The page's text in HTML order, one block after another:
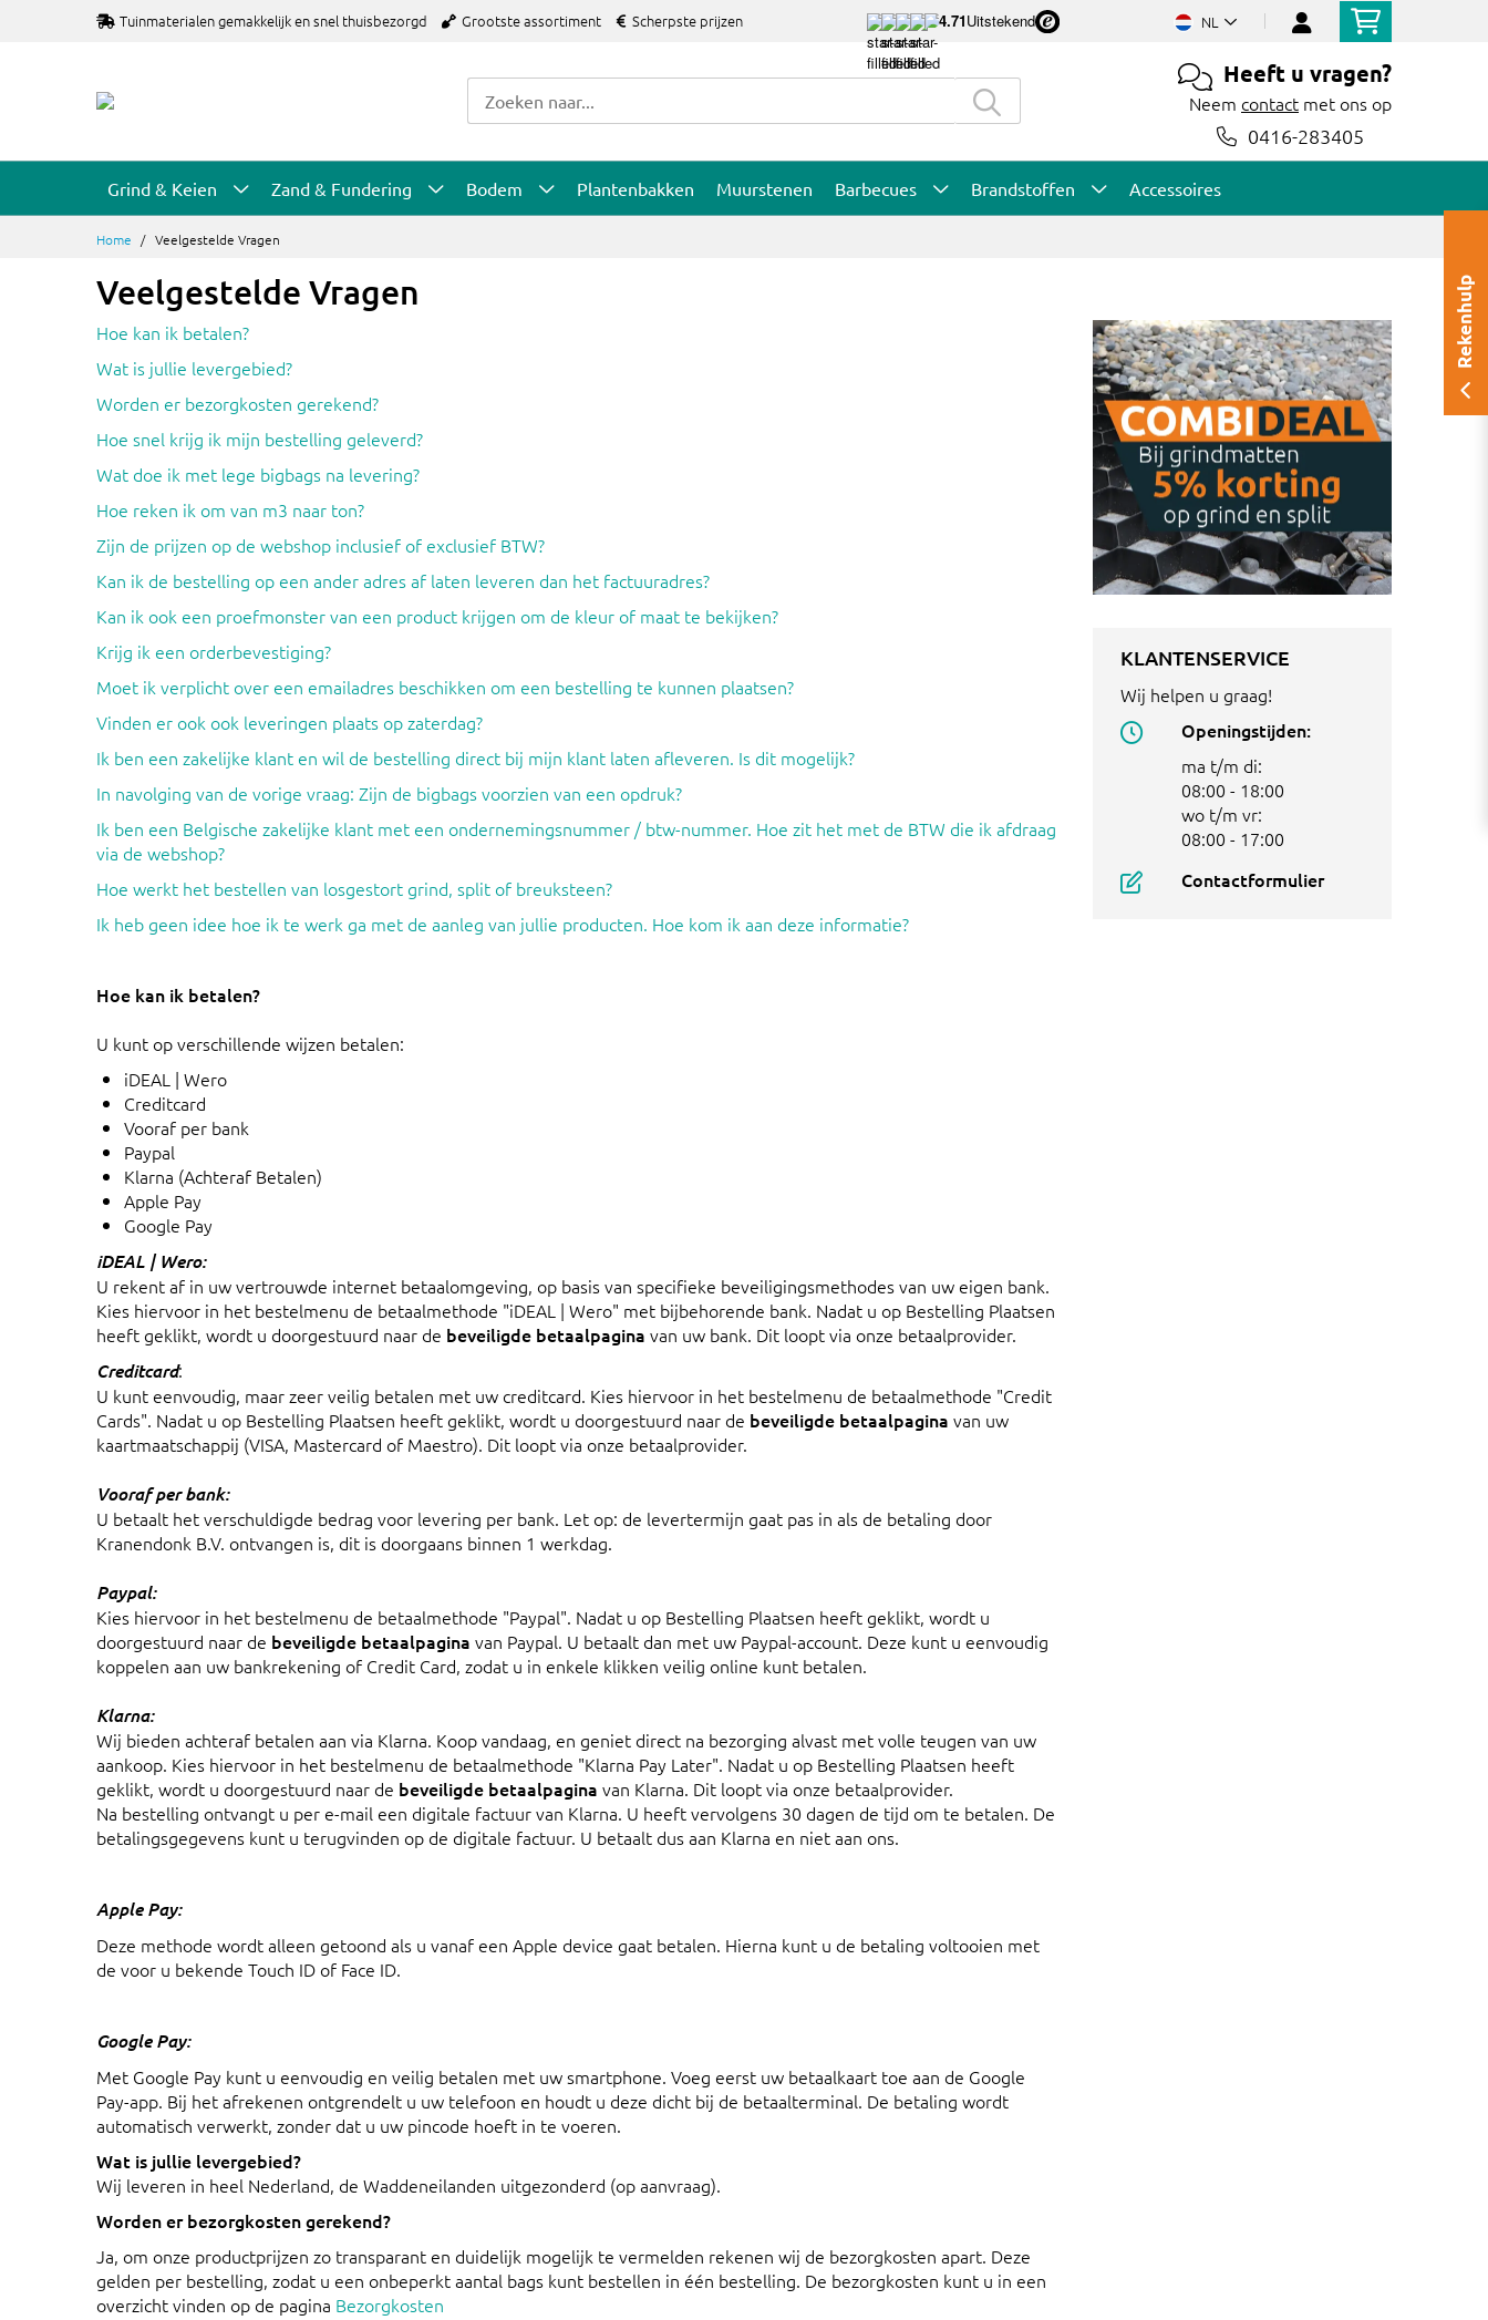
Tuinmaterialen gemakkelijk en snel thuisbezorgd Grootste assortiment Scherpste prijzen 4.71Uitstekend NL
Heeft u vragen?
Neem contact met ons op
0416-283405
Grind & Keien Zand & Fundering Bodem Plantenbakken Muurstenen Barbecues Brandstoffen Accessoires
Home Veelgestelde Vragen
Veelgestelde Vragen
Hoe kan ik betalen?
Wat is jullie levergebied?
Worden er bezorgkosten gerekend?
Hoe snel krijg ik mijn bestelling geleverd?
Wat doe ik met lege bigbags na levering?
Hoe reken ik om van m3 naar ton?
Zijn de prijzen op de webshop inclusief of exclusief BTW?
Kan ik de bestelling op een ander adres af laten leveren dan het factuuradres?
Kan ik ook een proefmonster van een product krijgen om de kleur of maat te bekijken?
Krijg ik een orderbevestiging?
Moet ik verplicht over een emailadres beschikken om een bestelling te kunnen plaatsen?
Vinden er ook ook leveringen plaats op zaterdag?
Ik ben een zakelijke klant en wil de bestelling direct bij mijn klant laten afleveren. Is dit mogelijk?
In navolging van de vorige vraag: Zijn de bigbags voorzien van een opdruk?
Ik ben een Belgische zakelijke klant met een ondernemingsnummer / btw-nummer. Hoe zit het met de BTW die ik afdraag
via de webshop?
Hoe werkt het bestellen van losgestort grind, split of breuksteen?
Ik heb geen idee hoe ik te werk ga met de aanleg van jullie producten. Hoe kom ik aan deze informatie?
Hoe kan ik betalen?
U kunt op verschillende wijzen betalen:
iDEAL | Wero
Creditcard
Vooraf per bank
Paypal
Klarna (Achteraf Betalen)
Apple Pay
Google Pay
iDEAL | Wero:
U rekent af in uw vertrouwde internet betaalomgeving, op basis van specifieke beveiligingsmethodes van uw eigen bank.
Kies hiervoor in het bestelmenu de betaalmethode "iDEAL | Wero" met bijbehorende bank. Nadat u op Bestelling Plaatsen
heeft geklikt, wordt u doorgestuurd naar de beveiligde betaalpagina van uw bank. Dit loopt via onze betaalprovider.
Creditcard:
U kunt eenvoudig, maar zeer veilig betalen met uw creditcard. Kies hiervoor in het bestelmenu de betaalmethode "Credit
Cards". Nadat u op Bestelling Plaatsen heeft geklikt, wordt u doorgestuurd naar de beveiligde betaalpagina van uw
kaartmaatschappij (VISA, Mastercard of Maestro). Dit loopt via onze betaalprovider.
Vooraf per bank:
U betaalt het verschuldigde bedrag voor levering per bank. Let op: de levertermijn gaat pas in als de betaling door
Kranendonk B.V. ontvangen is, dit is doorgaans binnen 1 werkdag.
Paypal:
Kies hiervoor in het bestelmenu de betaalmethode "Paypal". Nadat u op Bestelling Plaatsen heeft geklikt, wordt u
doorgestuurd naar de beveiligde betaalpagina van Paypal. U betaalt dan met uw Paypal-account. Deze kunt u eenvoudig
koppelen aan uw bankrekening of Credit Card, zodat u in enkele klikken veilig online kunt betalen.
Klarna:
Wij bieden achteraf betalen aan via Klarna. Koop vandaag, en geniet direct na bezorging alvast met volle teugen van uw
aankoop. Kies hiervoor in het bestelmenu de betaalmethode "Klarna Pay Later". Nadat u op Bestelling Plaatsen heeft
geklikt, wordt u doorgestuurd naar de beveiligde betaalpagina van Klarna. Dit loopt via onze betaalprovider.
Na bestelling ontvangt u per e-mail een digitale factuur van Klarna. U heeft vervolgens 30 dagen de tijd om te betalen. De
betalingsgegevens kunt u terugvinden op de digitale factuur. U betaalt dus aan Klarna en niet aan ons.
Apple Pay:
Deze methode wordt alleen getoond als u vanaf een Apple device gaat betalen. Hierna kunt u de betaling voltooien met
de voor u bekende Touch ID of Face ID.
Google Pay:
Met Google Pay kunt u eenvoudig en veilig betalen met uw smartphone. Voeg eerst uw betaalkaart toe aan de Google
Pay-app. Bij het afrekenen ontgrendelt u uw telefoon en houdt u deze dicht bij de betaalterminal. De betaling wordt
automatisch verwerkt, zonder dat u uw pincode hoeft in te voeren.
Wat is jullie levergebied?
Wij leveren in heel Nederland, de Waddeneilanden uitgezonderd (op aanvraag).
Worden er bezorgkosten gerekend?
Ja, om onze productprijzen zo transparant en duidelijk mogelijk te vermelden rekenen wij de bezorgkosten apart. Deze
gelden per bestelling, zodat u een onbeperkt aantal bags kunt bestellen in één bestelling. De bezorgkosten kunt u in een
overzicht vinden op de pagina Bezorgkosten
KLANTENSERVICE
Wij helpen u graag!
Openingstijden:
ma t/m di:
08:00 - 18:00
wo t/m vr:
08:00 - 17:00
Contactformulier
Rekenhulp